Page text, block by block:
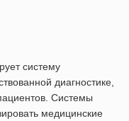
систему
диагностике,
Системы
медицинские